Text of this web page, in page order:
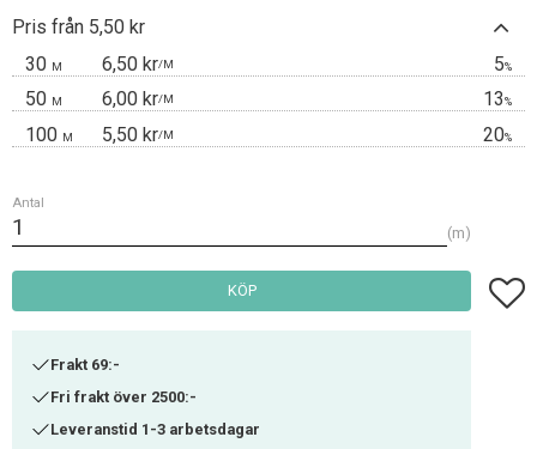
Pris från 5,50 kr
30 M 6,50 kr/M 5%
50 M 6,00 kr/M 13%
100 M 5,50 kr/M 20%
Antal
m
KÖP Lägg
Frakt 69:-
Fri frakt över 2500:-
Leveranstid 1-3 arbetsdagar